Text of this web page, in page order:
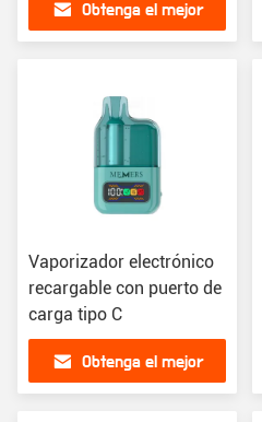
900mAhObtenga el mejor
Vaporizador electrónico
recargable con puerto de
carga tipo C
Obtenga el mejor